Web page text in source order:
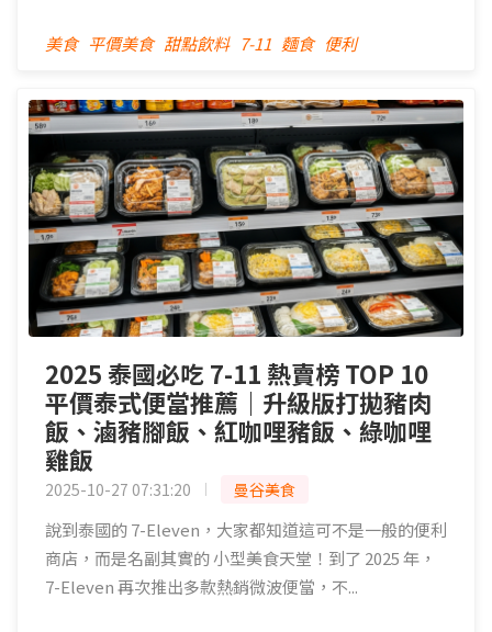
美食 平價美食 甜點飲料 7-11 麵食 便利
2025 泰國必吃 7-11 熱賣榜 TOP 10
平價泰式便當推薦｜升級版打拋豬肉
飯、滷豬腳飯、紅咖哩豬飯、綠咖哩
雞飯
2025-10-27 07:31:20 曼谷美食
說到泰國的 7-Eleven，大家都知道這可不是一般的便利
商店，而是名副其實的 小型美食天堂！到了 2025 年，
7-Eleven 再次推出多款熱銷微波便當，不...